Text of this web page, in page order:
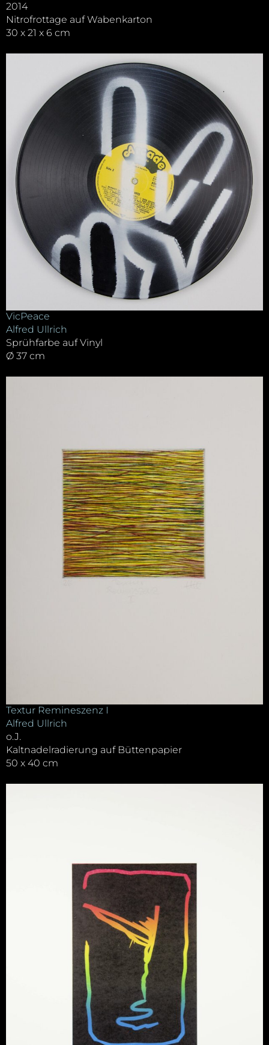
2014
Nitrofrottage auf Wabenkarton
30 x 21 x 6 cm
VicPeace
Alfred Ullrich
Sprühfarbe auf Vinyl
Ø 37 cm
Textur Remineszenz I
Alfred Ullrich
o.J.
Kaltnadelradierung auf Büttenpapier
50 x 40 cm